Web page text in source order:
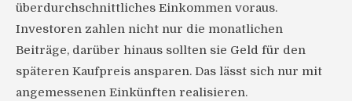
überdurchschnittliches Einkommen voraus.
Investoren zahlen nicht nur die monatlichen
Beiträge, darüber hinaus sollten sie Geld für den
späteren Kaufpreis ansparen. Das lässt sich nur mit
angemessenen Einkünften realisieren.